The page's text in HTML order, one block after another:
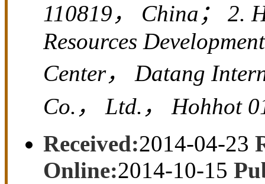
110819， China； 2.
Resources
Center， Datang
Co.， Ltd.， Hohhot
Received:2014-04-23
Online:2014-10-15